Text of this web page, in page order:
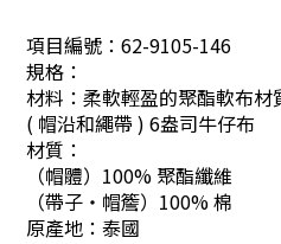
項目編號： 62-9105-146
規格：
材料：柔軟輕盈的聚酯軟布材
( 帽沿和繩帶 ) 6盎司牛仔布
材質：
（帽體）100% 聚酯纖維
（帶子・帽簷）100% 棉
原產地：泰國